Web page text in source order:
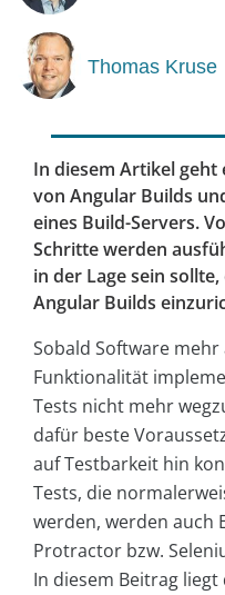
Thomas Kruse
In diesem Artikel
von Angular Builds
eines Build-Servers.
Schritte werden
in der Lage sein
Angular Builds
Sobald Software
Funktionalität
Tests nicht mehr
dafür beste
auf Testbarkeit hin
Tests, die
werden, werden auch
Protractor bzw.
In diesem Beitrag